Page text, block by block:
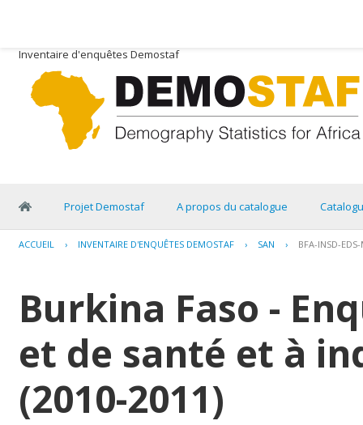
Inventaire d'enquêtes Demostaf
Projet Demostaf A propos du catalogue
ACCUEIL › INVENTAIRE D'ENQUÊTES DEMOSTAF › SAN › BFA-INSD-
Burkina Faso -
et de santé et à
(2010-2011)